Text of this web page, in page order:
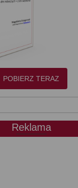
POBIERZ TERAZ
Reklama